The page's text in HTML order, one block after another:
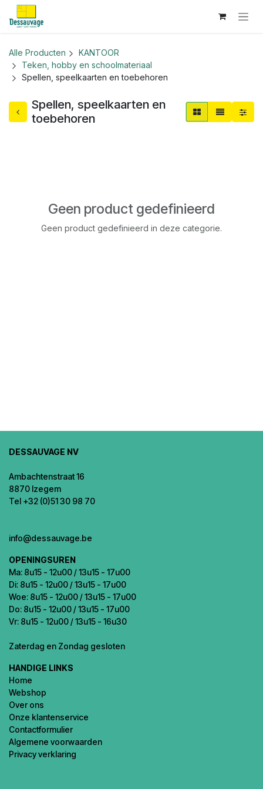
Overslaan naar inhoud
Alle Producten
KANTOOR
Teken, hobby en schoolmateriaal
Spellen, speelkaarten en toebehoren
Spellen, speelkaarten en
toebehoren
Geen product gedefinieerd
Geen product gedefinieerd in deze categorie.
DESSAUVAGE NV
Ambachtenstraat 16
8870 Izegem
Tel +32 (0)51 30 98 70
info@dessauvage.be
OPENINGSUREN
Ma: 8u15 - 12u00 / 13u15 - 17u00
Di: 8u15 - 12u00 / 13u15 - 17u00
Woe: 8u15 - 12u00 / 13u15 - 17u00
Do: 8u15 - 12u00 / 13u15 - 17u00
Vr: 8u15 - 12u00 / 13u15 - 16u30
Zaterdag en Zondag gesloten
HANDIGE LINKS
Home
Webshop
Over ons
Onze klantenservice
Contactformulier
Algemene voorwaarden
Privacy verklaring